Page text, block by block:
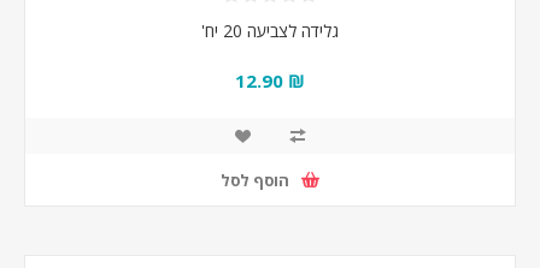
גלידה לצביעה 20 יח'
₪ 12.90
הוסף לסל